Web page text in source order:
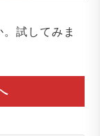
試してみま